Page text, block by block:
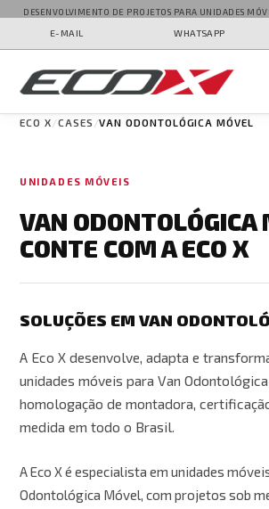
DESENVOLVIMENTO DE PROJETOS PARA UNIDADES
E-MAIL
WHATSAPP
ECO X CASES VAN ODONTOLÓGICA MÓVEL
UNIDADES MÓVEIS
VAN
CONTE COM A ECO X
SOLUÇÕES EM VAN
A Eco X desenvolve, adapta e
unidades móveis para Van
homologação de montadora,
medida em todo o Brasil.
A Eco X é especialista em unidades
Odontológica Móvel, com projetos sob